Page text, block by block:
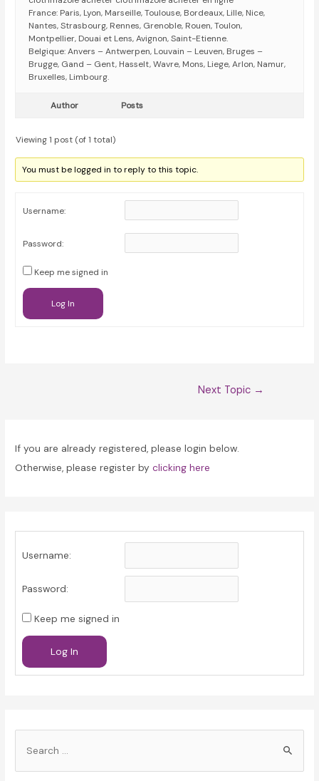
France: Paris, Lyon, Marseille, Toulouse, Bordeaux, Lille, Nice,
Nantes, Strasbourg, Rennes, Grenoble, Rouen, Toulon,
Montpellier, Douai et Lens, Avignon, Saint-Etienne.
Belgique: Anvers – Antwerpen, Louvain – Leuven, Bruges –
Brugge, Gand – Gent, Hasselt, Wavre, Mons, Liege, Arlon, Namur,
Bruxelles, Limbourg.
Author Posts
Viewing 1 post (of 1 total)
You must be logged in to reply to this topic.
Username:
Password:
Keep me signed in
Log In
Next Topic →
If you are already registered, please login below.
Otherwise, please register byclicking here
Username:
Password:
Keep me signed in
Log In